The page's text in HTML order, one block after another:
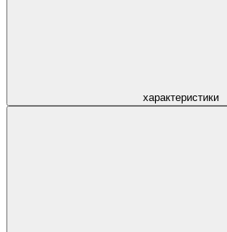
характеристики